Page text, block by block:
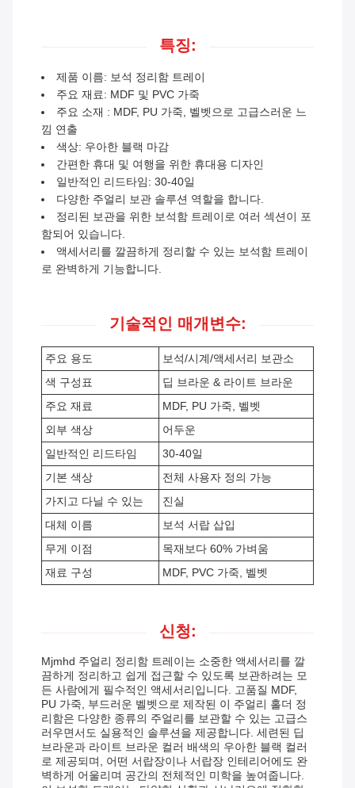
특징:
제품 이름: 보석 정리함 트레이
주요 재료: MDF 및 PVC 가죽
주요 소재 : MDF, PU 가죽, 벨벳으로 고급스러운 느
낌 연출
색상: 우아한 블랙 마감
간편한 휴대 및 여행을 위한 휴대용 디자인
일반적인 리드타임: 30-40일
다양한 주얼리 보관 솔루션 역할을 합니다.
정리된 보관을 위한 보석함 트레이로 여러 섹션이 포
함되어 있습니다.
액세서리를 깔끔하게 정리할 수 있는 보석함 트레이
로 완벽하게 기능합니다.
기술적인 매개변수:
주요 용도
보석/시계/액세서리 보관소
색 구성표
딥 브라운 & 라이트 브라운
주요 재료
MDF, PU 가죽, 벨벳
외부 색상
어두운
일반적인 리드타임
30-40일
기본 색상
전체 사용자 정의 가능
가지고 다닐 수 있는
진실
대체 이름
보석 서랍 삽입
무게 이점
목재보다 60% 가벼움
재료 구성
MDF, PVC 가죽, 벨벳
신청:
Mjmhd 주얼리 정리함 트레이는 소중한 액세서리를 깔
끔하게 정리하고 쉽게 접근할 수 있도록 보관하려는 모
든 사람에게 필수적인 액세서리입니다. 고품질 MDF,
PU 가죽, 부드러운 벨벳으로 제작된 이 주얼리 홀더 정
리함은 다양한 종류의 주얼리를 보관할 수 있는 고급스
러우면서도 실용적인 솔루션을 제공합니다. 세련된 딥
브라운과 라이트 브라운 컬러 배색의 우아한 블랙 컬러
로 제공되며, 어떤 서랍장이나 서랍장 인테리어에도 완
벽하게 어울리며 공간의 전체적인 미학을 높여줍니다.